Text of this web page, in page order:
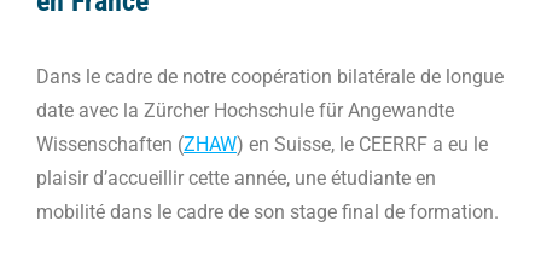
Dans le cadre de notre coopération bilatérale de longue
date avec la Zürcher Hochschule für Angewandte
Wissenschaften (ZHAW) en Suisse, le CEERRF a eu le
plaisir d’accueillir cette année, une étudiante en
mobilité dans le cadre de son stage final de formation.